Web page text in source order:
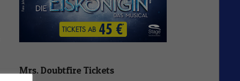
Mrs. Doubtfire Tickets